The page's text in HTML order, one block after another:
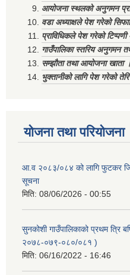
आयोजना स्थलको अनुगमन
वडा अध्याक्षले पेश गरेको
प्राविधिकले पेश गरेको
गाउँपालिका स्तरिय अनुगमन
सम्झौता तथा आयोजना खाता
भुक्तानीको लागि पेश गरेको
योजना तथा परियोजना
आ.व २०८३/०८४ को लागि फुटकर
सूचना
मिति: 08/06/2026 - 00:55
सुनकोशी गाउँपालिकाको प्रथम त्रि
२०७८-०७९-०८०/०८१ )
मिति: 06/16/2022 - 16:46